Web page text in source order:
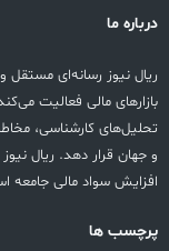
درباره ما
ریال نیوز رسانه‌ای مستقل
بازارهای مالی فعالیت
تحلیل‌های کارشناسی،
و جهان قرار دهد. ریال
افزایش سواد مالی جامعه
پرچسب ها